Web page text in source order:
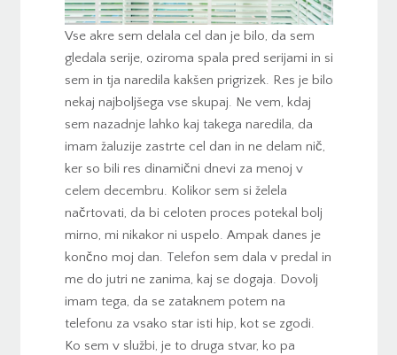
Vse akre sem delala cel dan je bilo, da sem
gledala serije, oziroma spala pred serijami in si
sem in tja naredila kakšen prigrizek. Res je bilo
nekaj najboljšega vse skupaj. Ne vem, kdaj
sem nazadnje lahko kaj takega naredila, da
imam žaluzije zastrte cel dan in ne delam nič,
ker so bili res dinamični dnevi za menoj v
celem decembru. Kolikor sem si želela
načrtovati, da bi celoten proces potekal bolj
mirno, mi nikakor ni uspelo. Ampak danes je
končno moj dan. Telefon sem dala v predal in
me do jutri ne zanima, kaj se dogaja. Dovolj
imam tega, da se zataknem potem na
telefonu za vsako star isti hip, kot se zgodi.
Ko sem v službi, je to druga stvar, ko pa